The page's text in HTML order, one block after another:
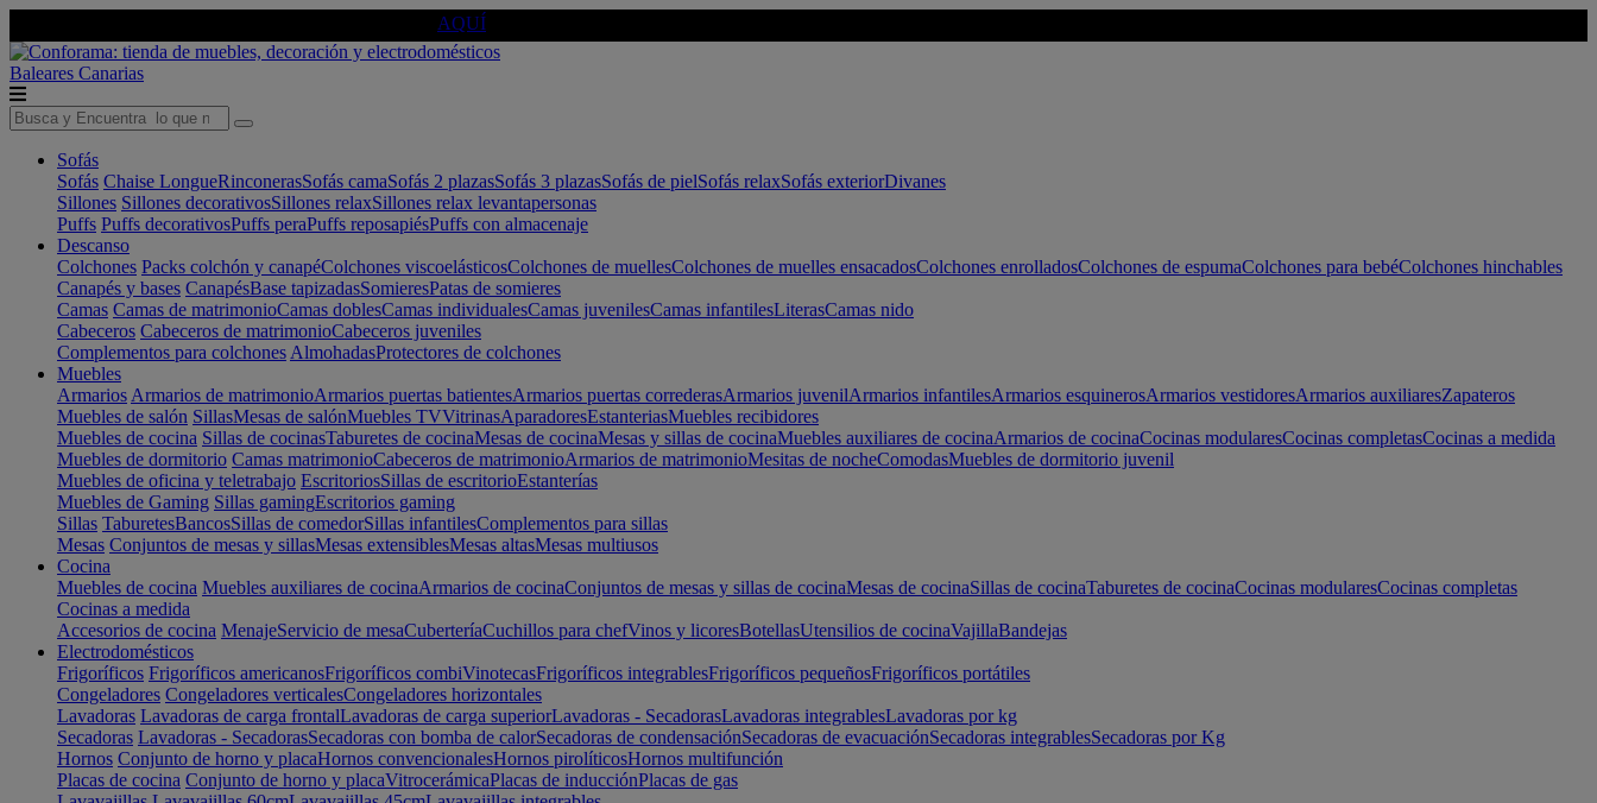
AQUÍ
Baleares Canarias
Sofás
Sofás Chaise LongueRinconerasSofás camaSofás 2 plazasSofás 3 plazasSofás de pielSofás relaxSofás exteriorDivanes
Sillones Sillones decorativosSillones relaxSillones relax levantapersonas
Puffs Puffs decorativosPuffs peraPuffs reposapiésPuffs con almacenaje
Descanso
Colchones Packs colchón y canapéColchones viscoelásticosColchones de muellesColchones de muelles ensacadosColchones enrolladosColchones de espumaColchones para bebéColchones hinchables
Canapés y bases CanapésBase tapizadasSomieresPatas de somieres
Camas Camas de matrimonioCamas doblesCamas individualesCamas juvenilesCamas infantilesLiterasCamas nido
Cabeceros Cabeceros de matrimonioCabeceros juveniles
Complementos para colchones AlmohadasProtectores de colchones
Muebles
Armarios Armarios de matrimonioArmarios puertas batientesArmarios puertas correderasArmarios juvenilArmarios infantilesArmarios esquinerosArmarios vestidoresArmarios auxiliaresZapateros
Muebles de salón SillasMesas de salónMuebles TVVitrinasAparadoresEstanteriasMuebles recibidores
Muebles de cocina Sillas de cocinasTaburetes de cocinaMesas de cocinaMesas y sillas de cocinaMuebles auxiliares de cocinaArmarios de cocinaCocinas modularesCocinas completasCocinas a medida
Muebles de dormitorio Camas matrimonioCabeceros de matrimonioArmarios de matrimonioMesitas de nocheComodasMuebles de dormitorio juvenil
Muebles de oficina y teletrabajo EscritoriosSillas de escritorioEstanterías
Muebles de Gaming Sillas gamingEscritorios gaming
Sillas TaburetesBancosSillas de comedorSillas infantilesComplementos para sillas
Mesas Conjuntos de mesas y sillasMesas extensiblesMesas altasMesas multiusos
Cocina
Muebles de cocina Muebles auxiliares de cocinaArmarios de cocinaConjuntos de mesas y sillas de cocinaMesas de cocinaSillas de cocinaTaburetes de cocinaCocinas modularesCocinas completas
Cocinas a medida
Accesorios de cocina MenajeServicio de mesaCuberteríaCuchillos para chefVinos y licoresBotellasUtensilios de cocinaVajillaBandejas
Electrodomésticos
Frigoríficos Frigoríficos americanosFrigoríficos combiVinotecasFrigoríficos integrablesFrigoríficos pequeñosFrigoríficos portátiles
Congeladores Congeladores verticalesCongeladores horizontales
Lavadoras Lavadoras de carga frontalLavadoras de carga superiorLavadoras - SecadorasLavadoras integrablesLavadoras por kg
Secadoras Lavadoras - SecadorasSecadoras con bomba de calorSecadoras de condensaciónSecadoras de evacuaciónSecadoras integrablesSecadoras por Kg
Hornos Conjunto de horno y placaHornos convencionalesHornos pirolíticosHornos multifunción
Placas de cocina Conjunto de horno y placaVitrocerámicaPlacas de inducciónPlacas de gas